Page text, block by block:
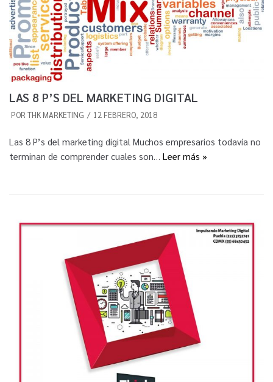
LAS 8 P’S DEL MARKETING DIGITAL
POR THK MARKETING 12 FEBRERO, 2018
Las 8 P’s del marketing digital Muchos empresarios todavía no
terminan de comprender cuales son… Leer más »